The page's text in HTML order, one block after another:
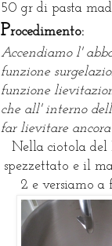
50 gr di pasta
Procedimento:
Accendiamo l'
funzione
funzione
che all' interno
far lievitare
Nella ciotola del
spezzettato e il
2 e versiamo